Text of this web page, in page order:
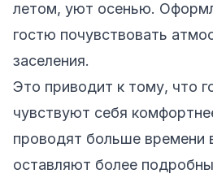
летом, уют осенью.
гостю почувствовать
заселения.
Это приводит к тому, что
чувствуют себя
проводят больше времени
оставляют более